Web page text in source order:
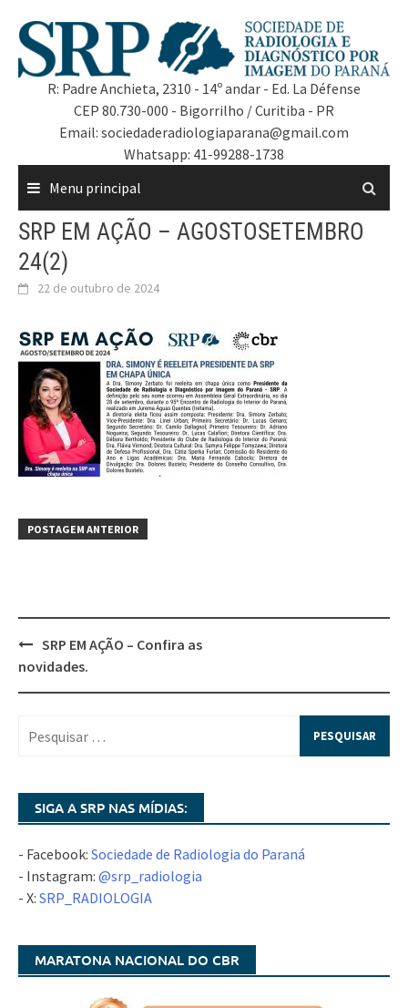
R: Padre Anchieta, 2310 - 14º andar - Ed. La Défense
CEP 80.730-000 - Bigorrilho / Curitiba - PR
Email: sociedaderadiologiaparana@gmail.com
Whatsapp: 41-99288-1738
Menu principal
SRP EM AÇÃO – AGOSTOSETEMBRO
24(2)
22 de outubro de 2024
POSTAGEM ANTERIOR
SRP EM AÇÃO – Confira as
novidades.
SIGA A SRP NAS MÍDIAS:
- Facebook: Sociedade de Radiologia do Paraná
- Instagram: @srp_radiologia
- X: SRP_RADIOLOGIA
MARATONA NACIONAL DO CBR